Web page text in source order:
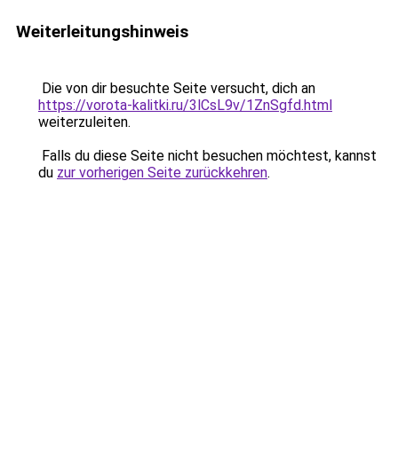
Weiterleitungshinweis
Die von dir besuchte Seite versucht, dich an
https://vorota-kalitki.ru/3lCsL9v/1ZnSgfd.html
weiterzuleiten.
Falls du diese Seite nicht besuchen möchtest, kannst
du zur vorherigen Seite zurückkehren.